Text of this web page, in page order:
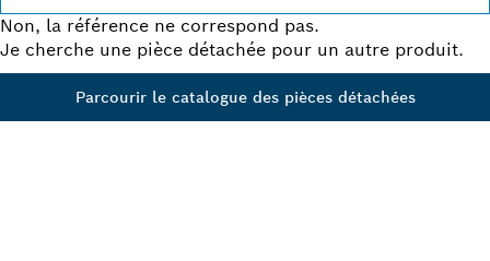
Non, la référence ne correspond pas.
Je cherche une pièce détachée pour un autre produit.
Parcourir le catalogue des pièces détachées